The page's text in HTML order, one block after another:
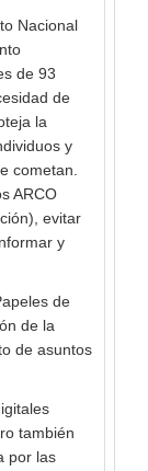
Nacional
de 93
de
la
y
cometan.
ARCO
evitar
y
de
de la
de asuntos
también
por las